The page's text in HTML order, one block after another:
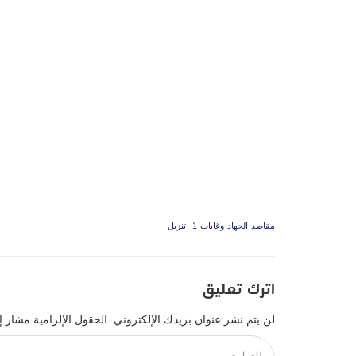
مقاصد-الجهاد-وغايات-1 تنزيل
اترك تعليق
لن يتم نشر عنوان بريدك الإلكتروني. الحقول الإلزامية مشار